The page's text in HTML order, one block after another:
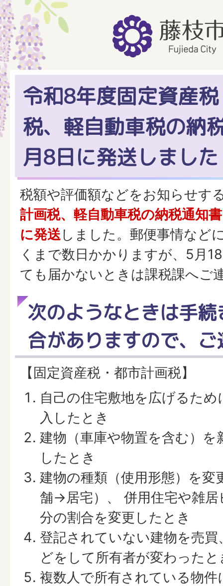
令和8年度固定資産
税、軽自動車税の納
月8日に発送しました
税額や評価額などをお知らせす
計画税、軽自動車税の納税通知
に発送しました。郵便事情など
くまで数日かかりますが、5月
ても届かないときは課税課へご
次のようなときは手
合がありますので、
【固定資産税・都市計画税】
自己の住宅敷地を広げるた
入したとき
建物（車庫や物置を含む）を
したとき
建物の種類（使用形態）を変
舗→居宅）、 併用住宅や雑
分の割合を変更したとき
登記されていない建物を売
どをして所有者が変わったと
複数人で所有されている物